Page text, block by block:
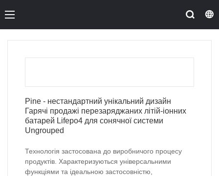
Pine - нестандартний унікальний дизайн
Гарячі продажі перезаряджаних літій-іонних
батарей Lifepo4 для сонячної системи
Ungrouped
Технологія застосована до виробничого процесу
продуктів. Характеризуються універсальними
функціями та ідеальною застосовністю,